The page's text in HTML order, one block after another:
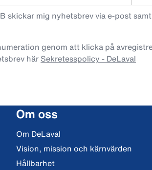
skickar mig nyhetsbrev via e-post
genom att klicka på
här Sekretesspolicy - DeLaval
Om oss
Om DeLaval
Vision, mission och kärnvärden
Hållbarhet